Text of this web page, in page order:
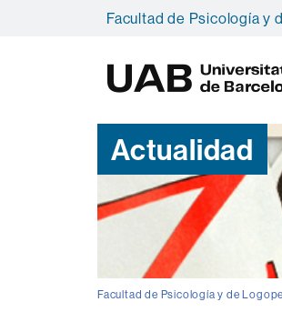
Facultad de Psicología y
Actualidad
Facultad de Psicología y de